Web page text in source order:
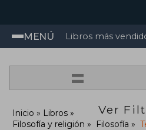
MENÚ Libros más
=
Ver
Inicio
Libros
Filosofía y religión
Filosofía